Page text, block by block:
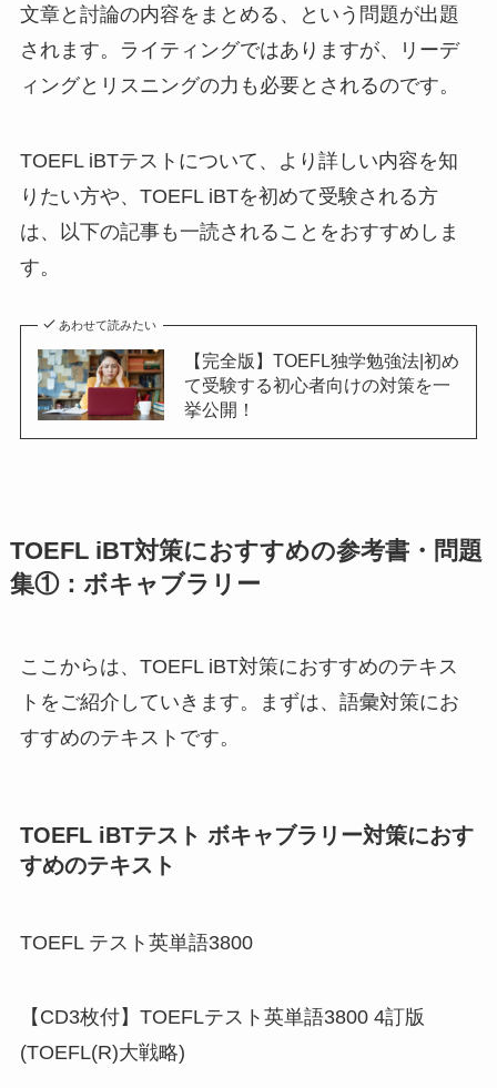
文章と討論の内容をまとめる、という問題が出題
されます。ライティングではありますが、リーデ
ィングとリスニングの力も必要とされるのです。
TOEFL iBTテストについて、より詳しい内容を知
りたい方や、TOEFL iBTを初めて受験される方
は、以下の記事も一読されることをおすすめしま
す。
あわせて読みたい
【完全版】TOEFL独学勉強法|初め
て受験する初心者向けの対策を一
挙公開！
TOEFL iBT対策におすすめの参考書・問題
集①：ボキャブラリー
ここからは、TOEFL iBT対策におすすめのテキス
トをご紹介していきます。まずは、語彙対策にお
すすめのテキストです。
TOEFL iBTテスト ボキャブラリー対策におす
すめのテキスト
TOEFL テスト英単語3800
【CD3枚付】TOEFLテスト英単語3800 4訂版
(TOEFL(R)大戦略)